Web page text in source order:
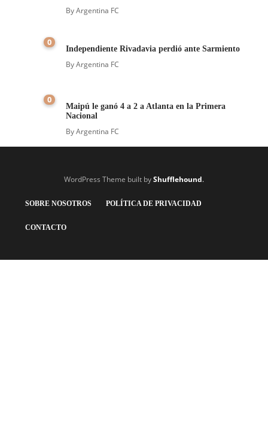
ByArgentina FC
0
Independiente Rivadavia perdió ante Sarmiento
ByArgentina FC
0
Maipú le ganó 4 a 2 a Atlanta en la Primera
Nacional
ByArgentina FC
WordPress Theme built byShufflehound.
SOBRE NOSOTROS POLÍTICA DE PRIVACIDAD
CONTACTO